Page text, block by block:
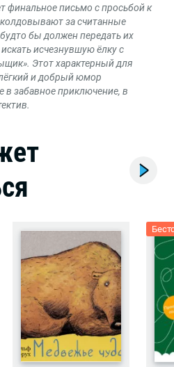
финальное письмо с просьбой к
за считанные
бы должен передать их
исчезнувшую ёлку с
Этот характерный для
и добрый юмор
в забавное приключение, в